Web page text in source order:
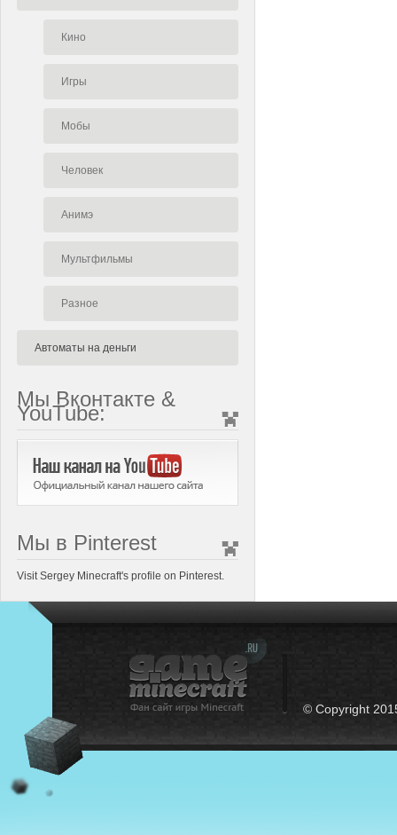
Кино
Игры
Мобы
Человек
Анимэ
Мультфильмы
Разное
Автоматы на деньги
Мы Вконтакте &
YouTube:
Мы в Pinterest
Visit Sergey Minecraft's profile on Pinterest.
© Copyright